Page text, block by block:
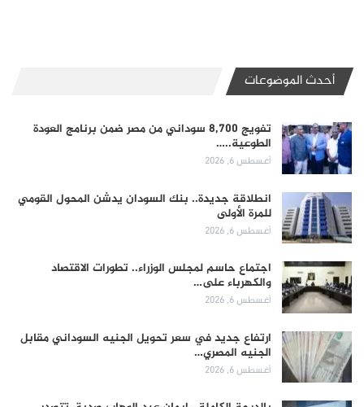
أحدث الموضوعات
تفويج 8,700 سوداني من مصر ضمن برنامج العودة
الطوعية..…
أغسطس 6, 2026
انطلاقة جديدة.. بنك السودان يدشن المحول القومي
للمرة الأولى
أغسطس 6, 2026
اجتماع حاسم لمجلس الوزراء.. تطورات الاقتصاد
والكهرباء على…
أغسطس 6, 2026
ارتفاع جديد في سعر تحويل الجنيه السوداني مقابل
الجنيه المصري…
أغسطس 6, 2026